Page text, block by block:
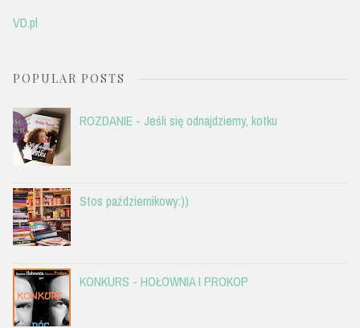
VD.pl
POPULAR POSTS
ROZDANIE - Jeśli się odnajdziemy, kotku
Stos październikowy:))
KONKURS - HOŁOWNIA I PROKOP